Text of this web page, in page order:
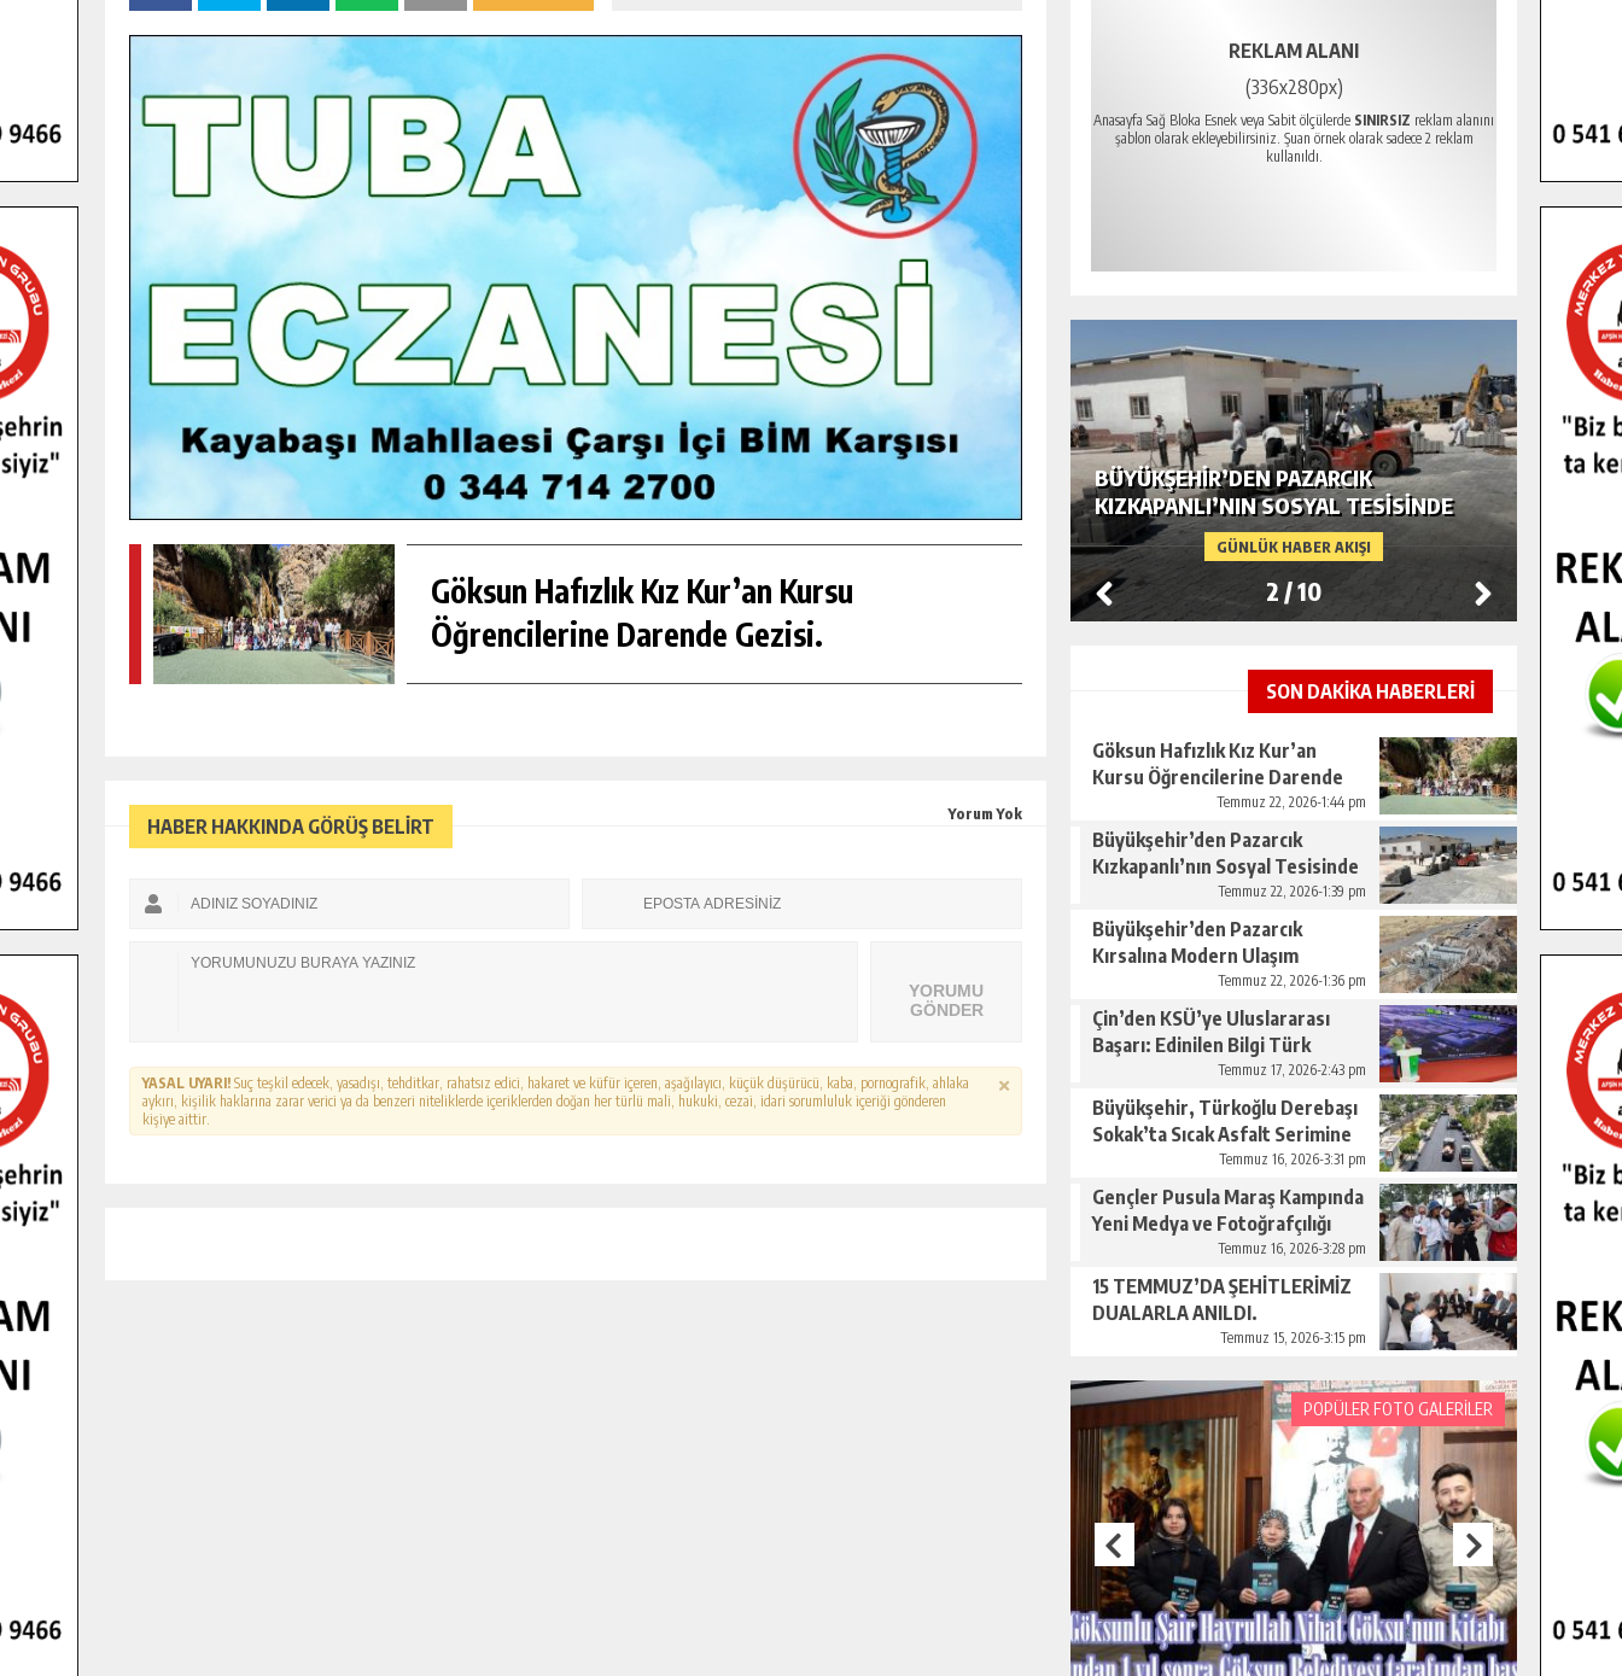
Göksun Hafızlık Kız Kur’an Kursu
Öğrencilerine Darende Gezisi.
HABER HAKKINDA GÖRÜŞ BELİRT
Yorum Yok
YORUMU
GÖNDER
YASAL UYARI! Suç teşkil edecek, yasadışı, tehditkar, rahatsız edici, hakaret ve küfür içeren, aşağılayıcı, küçük düşürücü, kaba, pornografik, ahlaka
aykırı, kişilik haklarına zarar verici ya da benzeri niteliklerde içeriklerden doğan her türlü mali, hukuki, cezai, idari sorumluluk içeriği gönderen
kişiye aittir.
REKLAM ALANI
(336x280px)
Anasayfa Sağ Bloka Esnek veya Sabit ölçülerde SINIRSIZ reklam alanını
şablon olarak ekleyebilirsiniz. Şuan örnek olarak sadece 2 reklam
kullanıldı.
GÜNLÜK HABER AKIŞI
GENÇLER PUSULA MARAŞ KAMPINDA
YENI MEDYA VE FOTOĞRAFÇILIĞI
GÜNLÜK HABER AKIŞI
GÖKSUN HAFIZLIK KIZ KUR’AN KURSU
ÖĞRENCILERINE DARENDE GEZISI.
GÜNLÜK HABER AKIŞI
BÜYÜKŞEHIR’DEN PAZARCIK
KIZKAPANLI’NIN SOSYAL TESISINDE
ÇEVRE DÜZENLEMESI.
2 /10
SON DAKİKA HABERLERİ
Göksun Hafızlık Kız Kur’an
Kursu Öğrencilerine Darende
Temmuz 22, 2026-1:44 pm
Büyükşehir’den Pazarcık
Kızkapanlı’nın Sosyal Tesisinde
Çevre Düzenlemesi.Temmuz 22, 2026-1:39 pm
Büyükşehir’den Pazarcık
Kırsalına Modern Ulaşım
Temmuz 22, 2026-1:36 pm
Çin’den KSÜ’ye Uluslararası
Başarı: Edinilen Bilgi Türk
Tarımına Katkı Sağlayacak.
Temmuz 17, 2026-2:43 pm
Büyükşehir, Türkoğlu Derebaşı
Sokak’ta Sıcak Asfalt Serimine
Temmuz 16, 2026-3:31 pm
Gençler Pusula Maraş Kampında
Yeni Medya ve Fotoğrafçılığı
Temmuz 16, 2026-3:28 pm
15 TEMMUZ’DA ŞEHİTLERİMİZ
DUALARLA ANILDI.
Temmuz 15, 2026-3:15 pm
POPÜLER FOTO GALERİLER